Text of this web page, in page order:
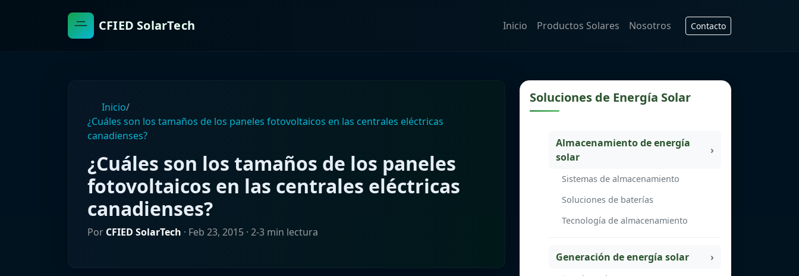
CFIED SolarTech Inicio Productos Solares Nosotros Contacto
Inicio/
¿Cuáles son los tamaños de los paneles fotovoltaicos en las centrales eléctricas
canadienses?
¿Cuáles son los tamaños de los paneles
fotovoltaicos en las centrales eléctricas
canadienses?
Por CFIED SolarTech · Feb 23, 2015 · 2-3 min lectura
Soluciones de Energía Solar
Almacenamiento de energía
solar
Sistemas de almacenamiento
Soluciones de baterías
Tecnología de almacenamiento
Generación de energía solar